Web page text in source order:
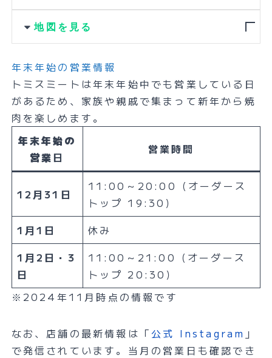
地図を見る
年末年始の営業情報
トミスミートは年末年始中でも営業している日
があるため、家族や親戚で集まって新年から焼
肉を楽しめます。
年末年始の
営業日
営業時間
12月31日
11:00～20:00（オーダース
トップ 19:30）
1月1日
休み
1月2日・3
日
11:00～21:00（オーダース
トップ 20:30）
※2024年11月時点の情報です
なお、店舗の最新情報は「 公式 Instagram 」
で発信されています。当月の営業日も確認でき